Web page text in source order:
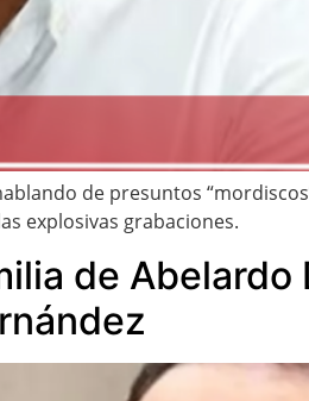
de presuntos
explosivas grabaciones.
de Abelardo